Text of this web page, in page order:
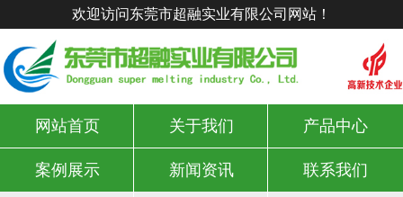
欢迎访问东莞市超融实业有限公司网站！
网站首页 关于我们 产品中心
案例展示 新闻资讯 联系我们